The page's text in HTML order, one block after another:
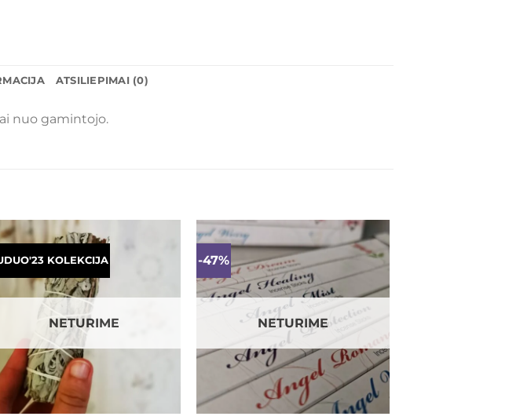
ATSILIEPIMAI (0)
nuo gamintojo.
KOLEKCIJAMėgstamiausias
NETURIME
-47% Mėgstamiausias
+
NETURIME